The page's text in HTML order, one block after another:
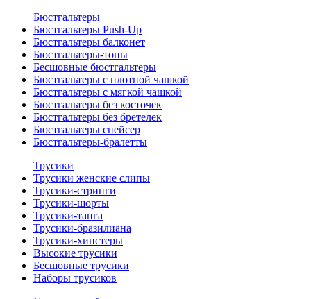
Бюстгальтеры
Бюстгальтеры Push-Up
Бюстгальтеры балконет
Бюстгальтеры-топы
Бесшовные бюстгальтеры
Бюстгальтеры с плотной чашкой
Бюстгальтеры с мягкой чашкой
Бюстгальтеры без косточек
Бюстгальтеры без бретелек
Бюстгальтеры спейсер
Бюстгальтеры-бралетты
Трусики
Трусики женские слипы
Трусики-стринги
Трусики-шорты
Трусики-танга
Трусики-бразилиана
Трусики-хипстеры
Высокие трусики
Бесшовные трусики
Наборы трусиков